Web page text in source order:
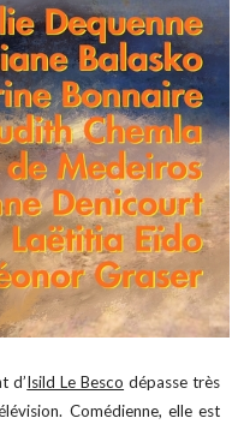
d’Isild Le Besco dépasse très
Comédienne, elle est